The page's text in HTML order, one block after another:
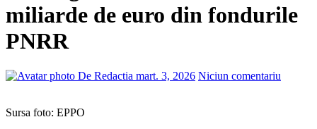
miliarde de euro din fondurile
PNRR
De Redactia mart. 3, 2026 Niciun comentariu
Sursa foto: EPPO